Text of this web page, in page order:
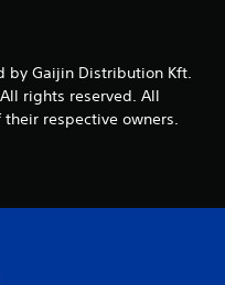
by Gaijin Distribution Kft.
rights reserved. All
respective owners.